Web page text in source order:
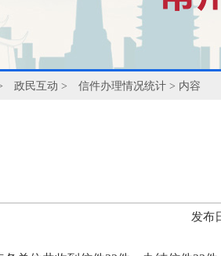
政民互动 > 信件办理情况统计 > 内容
发布